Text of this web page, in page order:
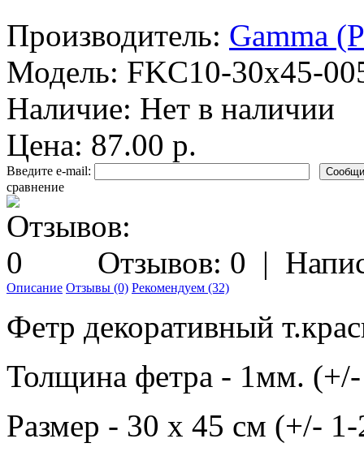
Производитель: Gamma
Модель: FKC10-30x45-
Наличие: Нет в наличии
Цена: 87.00 р.
Введите e-mail:
сравнение
Отзывов: 0 |
Описание Отзывы (0) Рекомендуем (32)
Фетр декоративный
Толщина фетра - 1мм.
Размер - 30 х 45 см (+/-